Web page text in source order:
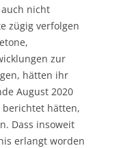
nicht
zügig verfolgen
zur
hätten ihr
August 2020
berichtet hätten,
Dass insoweit
erlangt worden